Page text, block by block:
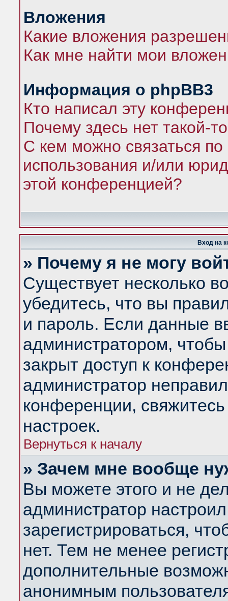
Вложения
Какие вложения
Как мне найти мои
Информация о phpBB3
Кто написал эту
Почему здесь нет такой-
С кем можно связаться по
использования и/или
этой конференцией?
Вход на
» Почему я не могу
Существует несколько
убедитесь, что вы
и пароль. Если данные
администратором,
закрыт доступ к
администратор
конференции,
настроек.
Вернуться к началу
» Зачем мне вообще
Вы можете этого и не
администратор
зарегистрироваться,
нет. Тем не менее
дополнительные
анонимным